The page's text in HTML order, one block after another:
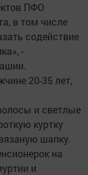
ПФО
в том числе
содействие
-
20-35 лет,
и светлые
куртку
шапку.
на
и